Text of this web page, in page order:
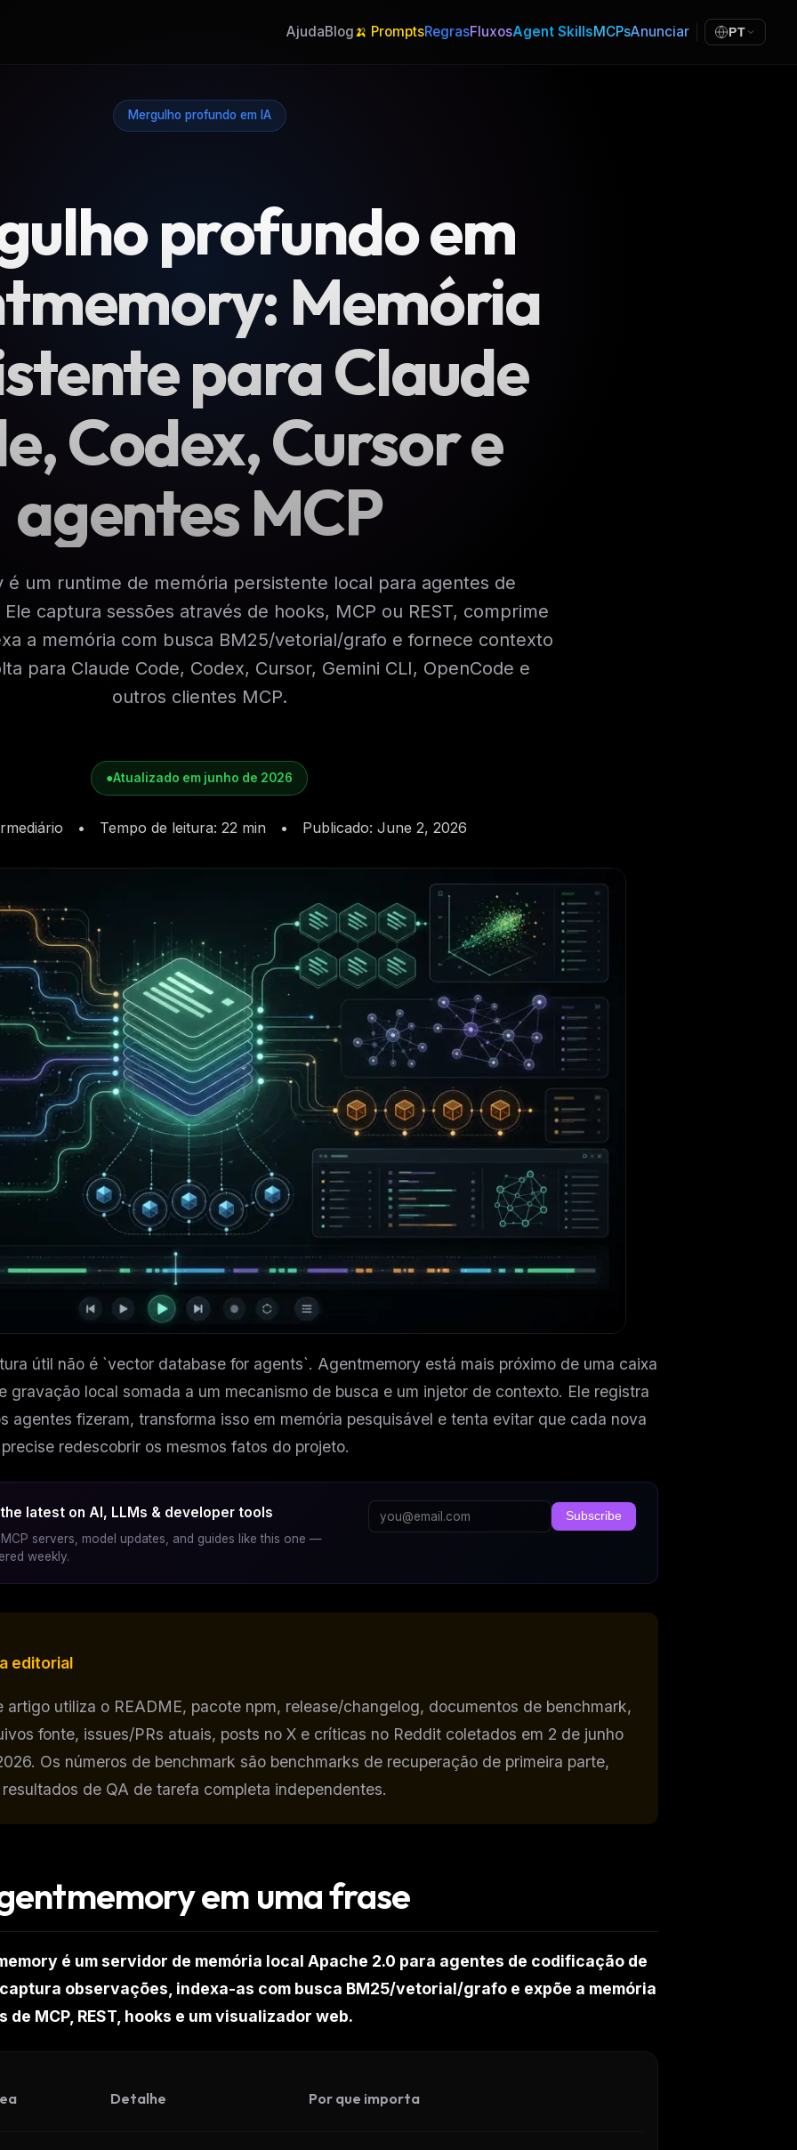
AjudaBlog🍌 PromptsRegrasFluxosAgent SkillsMCPsAnunciar PT
Mergulho profundo em IA
profundo em
Memória
para Claude
Codex, Cursor e
agentes MCP
é um runtime de memória persistente local para agentes de
captura sessões através de hooks, MCP ou REST, comprime
a memória com busca BM25/vetorial/grafo e fornece contexto
para Claude Code, Codex, Cursor, Gemini CLI, OpenCode e
outros clientes MCP.
●Atualizado em junho de 2026
• Tempo de leitura: 22 min • Publicado: June 2, 2026
útil não é `vector database for agents`. Agentmemory está mais próximo de uma caixa
gravação local somada a um mecanismo de busca e um injetor de contexto. Ele registra
agentes fizeram, transforma isso em memória pesquisável e tenta evitar que cada nova
redescobrir os mesmos fatos do projeto.
latest on AI, LLMs & developer tools
MCP servers, model updates, and guides like this one —
weekly.
Subscribe
editorial
artigo utiliza o README, pacote npm, release/changelog, documentos de benchmark,
fonte, issues/PRs atuais, posts no X e críticas no Reddit coletados em 2 de junho
Os números de benchmark são benchmarks de recuperação de primeira parte,
resultados de QA de tarefa completa independentes.
em uma frase
é um servidor de memória local Apache 2.0 para agentes de codificação de
observações, indexa-as com busca BM25/vetorial/grafo e expõe a memória
de MCP, REST, hooks e um visualizador web.
Detalhe Por que importa
DIGEST
pick of the
agent skill
FREE NEWSLETTER
The weekly digest for
Curated MCP picks, agent skills, rules, and LLM
workflow updates — one email, no noise.
No spam. Unsubscribe in one click.